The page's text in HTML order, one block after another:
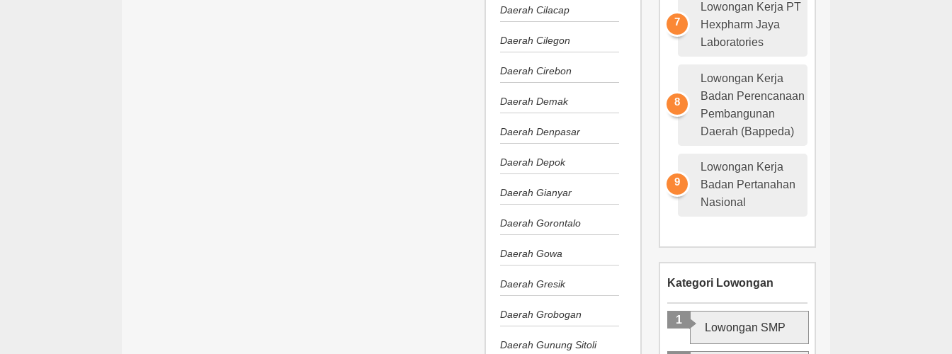
Daerah Cilacap
Daerah Cilegon
Daerah Cirebon
Daerah Demak
Daerah Denpasar
Daerah Depok
Daerah Gianyar
Daerah Gorontalo
Daerah Gowa
Daerah Gresik
Daerah Grobogan
Daerah Gunung Sitoli
Lowongan Kerja PT
Hexpharm Jaya
Laboratories
Lowongan Kerja
Badan Perencanaan
Pembangunan
Daerah (Bappeda)
Lowongan Kerja
Badan Pertanahan
Nasional
Kategori Lowongan
Lowongan SMP